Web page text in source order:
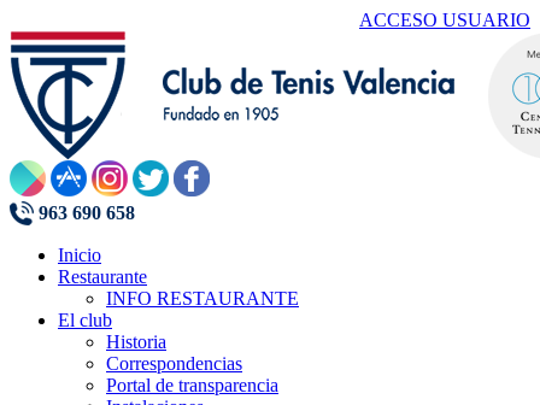
ACCESO USUARIO
963 690 658
Inicio
Restaurante
INFO RESTAURANTE
El club
Historia
Correspondencias
Portal de transparencia